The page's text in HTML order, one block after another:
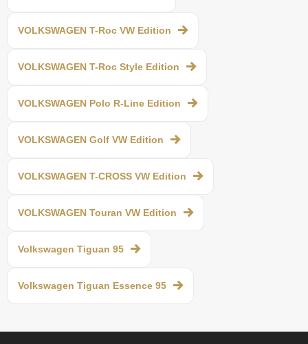
VOLKSWAGEN T-Roc VW Edition
VOLKSWAGEN T-Roc Style Edition
VOLKSWAGEN Polo R-Line Edition
VOLKSWAGEN Golf VW Edition
VOLKSWAGEN T-CROSS VW Edition
VOLKSWAGEN Touran VW Edition
Volkswagen Tiguan 95
Volkswagen Tiguan Essence 95